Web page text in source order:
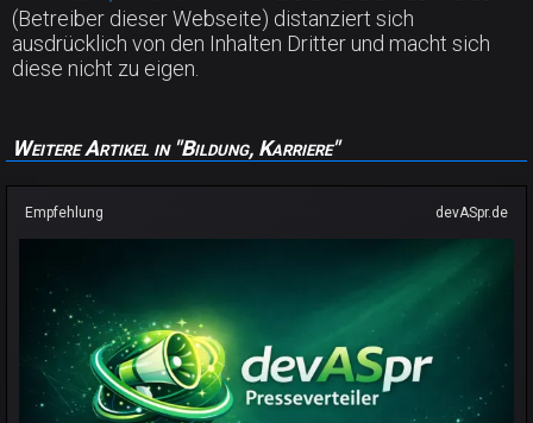
(Betreiber dieser Webseite) distanziert sich
ausdrücklich von den Inhalten Dritter und macht sich
diese nicht zu eigen.
Weitere Artikel in "Bildung, Karriere"
Empfehlung devASpr.de